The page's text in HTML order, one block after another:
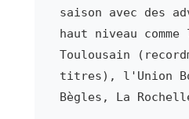
saison avec des
haut niveau
Toulousain
titres), l'Union
Bègles, La